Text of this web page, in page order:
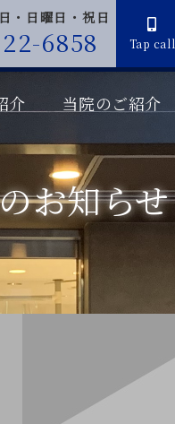
・日曜日・祝日
6858 Tap call
介 当院のご紹介
お知らせ